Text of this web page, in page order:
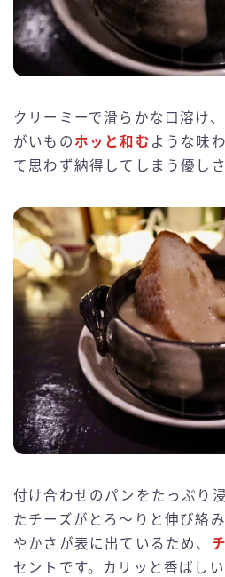
クリーミーで滑らかな口溶け
がいもの ホッと和む ような味
て思わず納得してしまう優しさ
付け合わせのパンをたっぷり
たチーズがとろ〜りと伸び絡
やかさが表に出ているため、
セントです。カリッと香ばし